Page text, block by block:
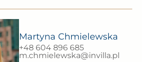
Martyna Chmielewska
+48 604 896 685
m.chmielewska@invilla.pl